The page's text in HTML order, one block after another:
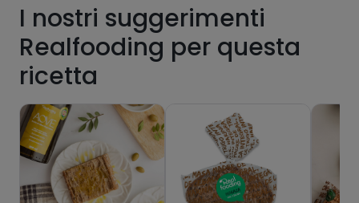
de las recetas, y desbloquear muchas más
funcionalidades PLUS.
Pásate al PLUS
I nostri suggerimenti
Realfooding per questa
ricetta